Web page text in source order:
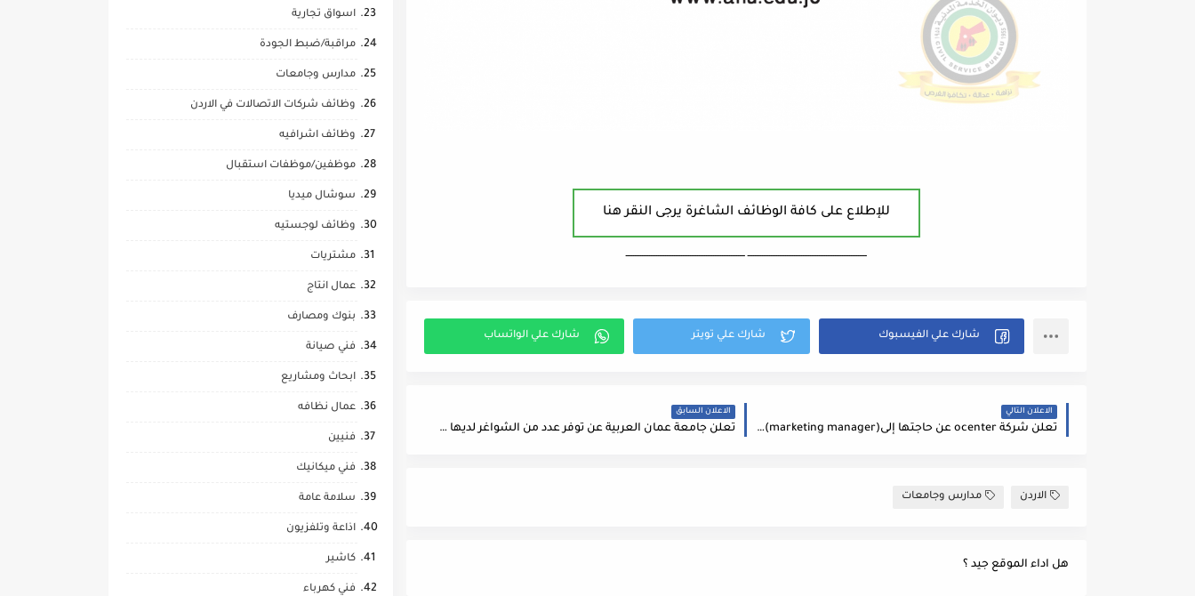
للإطلاع على كافة الوظائف الشاغرة يرجى النقر هنا
ـــــــــــــــــــــــــــــــــــــــــــــــــــــــــــــــــــ ـــــــــــــــــــــــــــــــــــــــــــــــــــــــــــــــــــ
الاعلان التالي
تعلن شركة ocenter عن حاجتها إلى(marketing manager) مدير تسويق ضمن الشروط التالية :
الاعلان السابق
تعلن جامعة عمان العربية عن توفر عدد من الشواغر لديها على النحو التالي
الاردن مدارس وجامعات
هل اداء الموقع جيد ؟
اسواق تجارية
مراقبة/ضبط الجودة
مدارس وجامعات
وظائف شركات الاتصالات في الاردن
وظائف اشرافيه
موظفين/موظفات استقبال
سوشال ميديا
وظائف لوجستيه
مشتريات
عمال انتاج
بنوك ومصارف
فني صيانة
ابحاث ومشاريع
عمال نظافه
فنيين
فني ميكانيك
سلامة عامة
اذاعة وتلفزيون
كاشير
فني كهرباء